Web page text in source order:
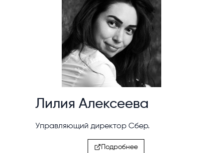
Лилия Алексеева
Управляющий директор Сбер.
Подробнее